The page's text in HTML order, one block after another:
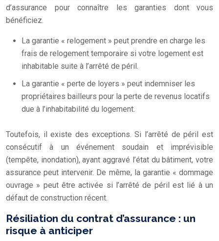
d’assurance pour connaître les garanties dont vous
bénéficiez.
La garantie « relogement » peut prendre en charge les
frais de relogement temporaire si votre logement est
inhabitable suite à l’arrêté de péril.
La garantie « perte de loyers » peut indemniser les
propriétaires bailleurs pour la perte de revenus locatifs
due à l’inhabitabilité du logement.
Toutefois, il existe des exceptions. Si l’arrêté de péril est
consécutif à un événement soudain et imprévisible
(tempête, inondation), ayant aggravé l’état du bâtiment, votre
assurance peut intervenir. De même, la garantie « dommage
ouvrage » peut être activée si l’arrêté de péril est lié à un
défaut de construction récent.
Résiliation du contrat d’assurance : un
risque à anticiper